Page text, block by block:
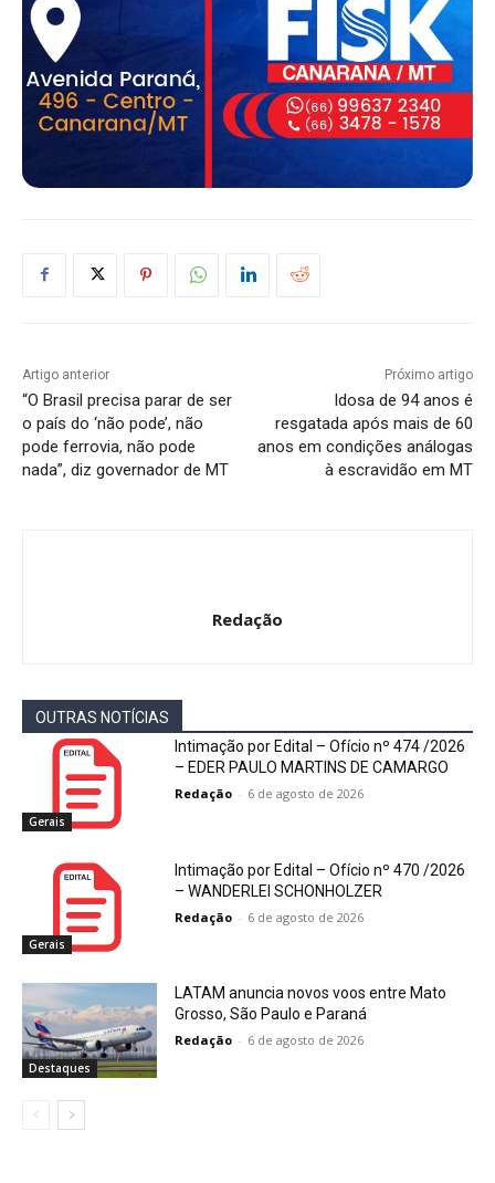
Artigo anterior
“O Brasil precisa parar de ser
o país do ‘não pode’, não
pode ferrovia, não pode
nada”, diz governador de MT
Próximo artigo
Idosa de 94 anos é
resgatada após mais de 60
anos em condições análogas
à escravidão em MT
Redação
OUTRAS NOTÍCIAS
Gerais
Intimação por Edital – Ofício nº 474 /2026
– EDER PAULO MARTINS DE CAMARGO
Redação - 6 de agosto de 2026
Gerais
Intimação por Edital – Ofício nº 470 /2026
– WANDERLEI SCHONHOLZER
Redação - 6 de agosto de 2026
Destaques
LATAM anuncia novos voos entre Mato
Grosso, São Paulo e Paraná
Redação - 6 de agosto de 2026